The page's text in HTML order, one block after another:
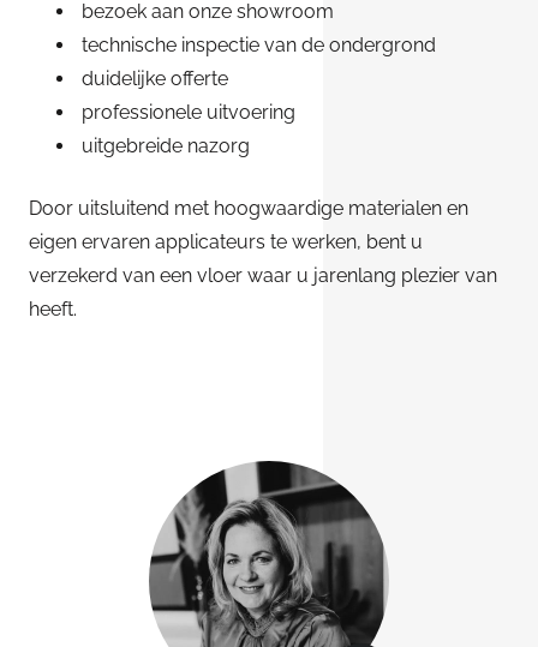
bezoek aan onze showroom
technische inspectie van de ondergrond
duidelijke offerte
professionele uitvoering
uitgebreide nazorg
Door uitsluitend met hoogwaardige materialen en
eigen ervaren applicateurs te werken, bent u
verzekerd van een vloer waar u jarenlang plezier van
heeft.